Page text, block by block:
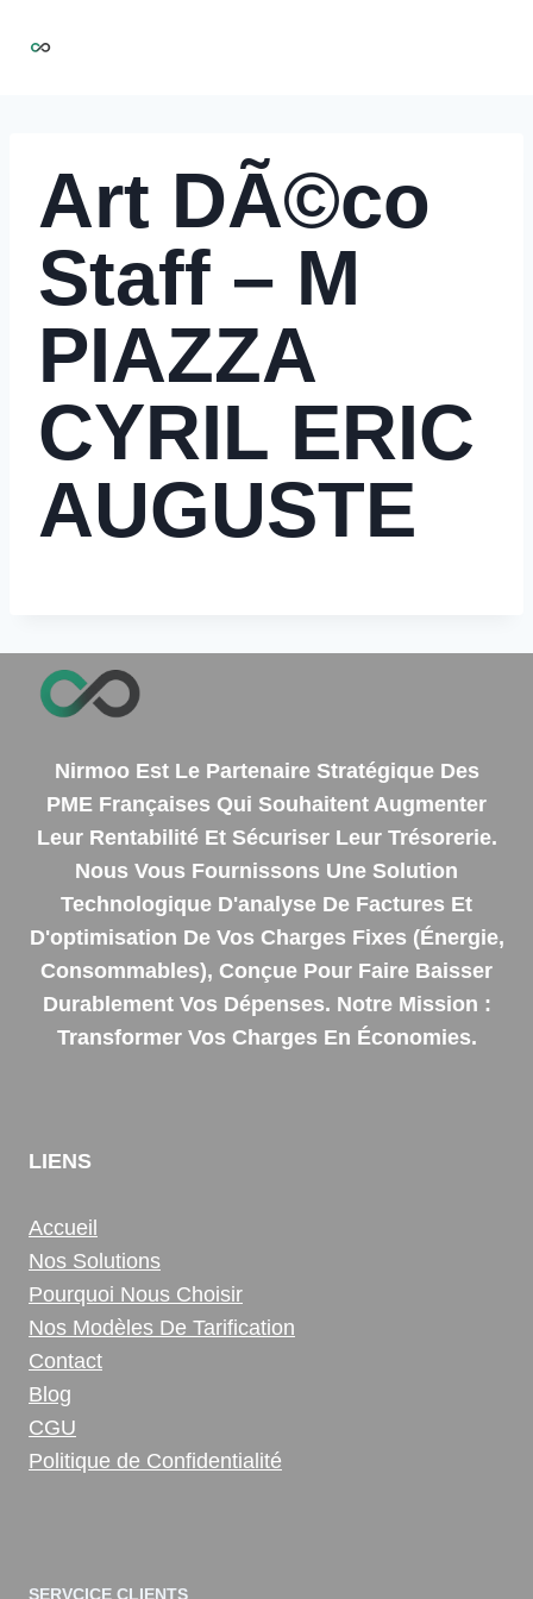
Art DÃ©co
Staff – M
PIAZZA
CYRIL ERIC
AUGUSTE
Nirmoo Est Le Partenaire Stratégique Des
PME Françaises Qui Souhaitent Augmenter
Leur Rentabilité Et Sécuriser Leur Trésorerie.
Nous Vous Fournissons Une Solution
Technologique D'analyse De Factures Et
D'optimisation De Vos Charges Fixes (énergie,
Consommables), Conçue Pour Faire Baisser
Durablement Vos Dépenses. Notre Mission :
Transformer Vos Charges En Économies.
LIENS
Accueil
Nos Solutions
Pourquoi Nous Choisir
Nos Modèles De Tarification
Contact
Blog
CGU
Politique de Confidentialité
SERVCICE CLIENTS